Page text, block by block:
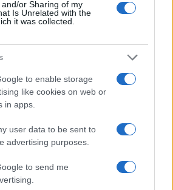
or Sharing of my
Is Unrelated with the
it was collected.
to enable storage
like cookies on web or
in apps.
user data to be sent to
advertising purposes.
to send me
σχολίου
από reCAPTCHA, ισχύουν
Όροι Χρήσης
Lifestyle
ΤΣΟΥΒΕΛΑΣ
στοGoogle News